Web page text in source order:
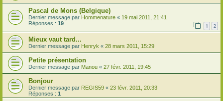
Pascal de Mons (Belgique)
Dernier message par Hommenature « 19 mai 2011, 21:41
Réponses : 19 1 2
Mieux vaut tard...
Dernier message par Henryk « 28 mars 2011, 15:29
Petite présentation
Dernier message par Manou « 27 févr. 2011, 19:45
Bonjour
Dernier message par REGIS59 « 23 févr. 2011, 20:33
Réponses : 1